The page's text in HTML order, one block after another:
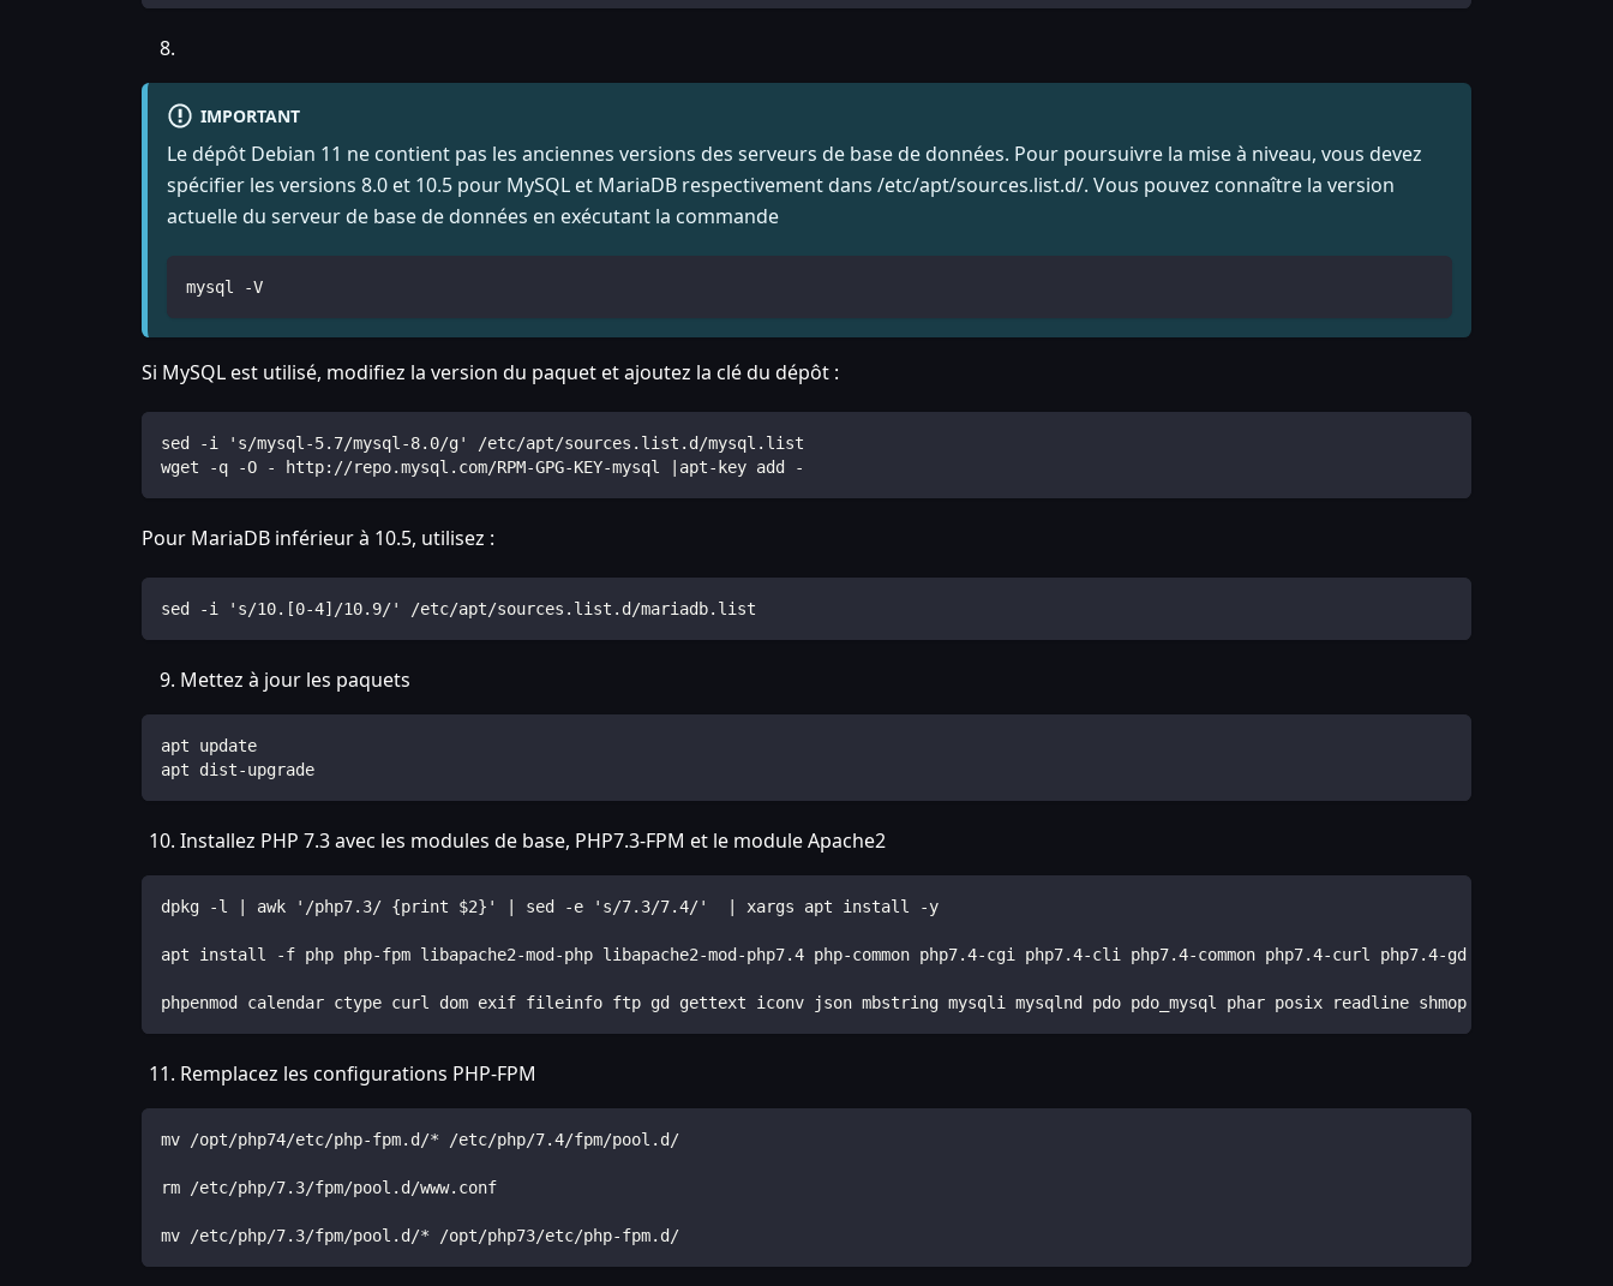
IMPORTANT
Le dépôt Debian 11 ne contient pas les anciennes versions des serveurs de base de données. Pour poursuivre la mise à niveau, vous devez
spécifier les versions 8.0 et 10.5 pour MySQL et MariaDB respectivement dans /etc/apt/sources.list.d/. Vous pouvez connaître la version
actuelle du serveur de base de données en exécutant la commande
mysql -V
Si MySQL est utilisé, modifiez la version du paquet et ajoutez la clé du dépôt :
sed -i 's/mysql-5.7/mysql-8.0/g' /etc/apt/sources.list.d/mysql.list
wget -q -O - http://repo.mysql.com/RPM-GPG-KEY-mysql |apt-key add -
Pour MariaDB inférieur à 10.5, utilisez :
sed -i 's/10.[0-4]/10.9/' /etc/apt/sources.list.d/mariadb.list
Mettez à jour les paquets
apt update
apt dist-upgrade
Installez PHP 7.3 avec les modules de base, PHP7.3-FPM et le module Apache2
dpkg -l | awk '/php7.3/ {print $2}' | sed -e 's/7.3/7.4/'  | xargs apt install -y
apt install -f php php-fpm libapache2-mod-php libapache2-mod-php7.4 php-common php7.4-cgi php7.4-cli php7.4-common php7.4-curl php7.4-gd php7.4-json
phpenmod calendar ctype curl dom exif fileinfo ftp gd gettext iconv json mbstring mysqli mysqlnd pdo pdo_mysql phar posix readline shmop simplexml
Remplacez les configurations PHP-FPM
mv /opt/php74/etc/php-fpm.d/* /etc/php/7.4/fpm/pool.d/
rm /etc/php/7.3/fpm/pool.d/www.conf
mv /etc/php/7.3/fpm/pool.d/* /opt/php73/etc/php-fpm.d/